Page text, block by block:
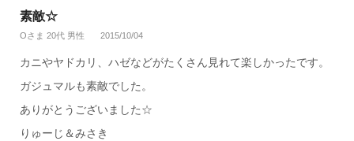
素敵☆
Oさま 20代 男性 2015/10/04
カニやヤドカリ、ハゼなどがたくさん見れて楽しかったです。
ガジュマルも素敵でした。
ありがとうございました☆
りゅーじ＆みさき